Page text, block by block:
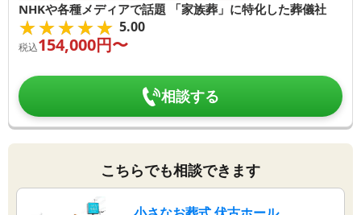
NHKや各種メディアで話題 「家族葬」に特化した葬儀社
★★★★★
★★★★★ 5.00
税込154,000円〜
相談する
こちらでも相談できます